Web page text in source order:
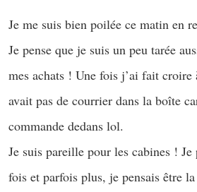
Je me suis bien poilée ce matin en
Je pense que je suis un peu tarée
mes achats ! Une fois j’ai fait croire
avait pas de courrier dans la boîte
commande dedans lol.
Je suis pareille pour les cabines !
fois et parfois plus, je pensais être